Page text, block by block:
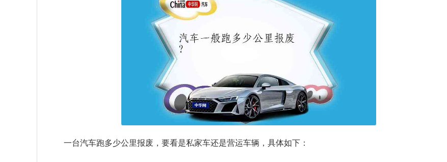
一台汽车跑多少公里报废，要看是私家车还是营运车辆，具体如下：